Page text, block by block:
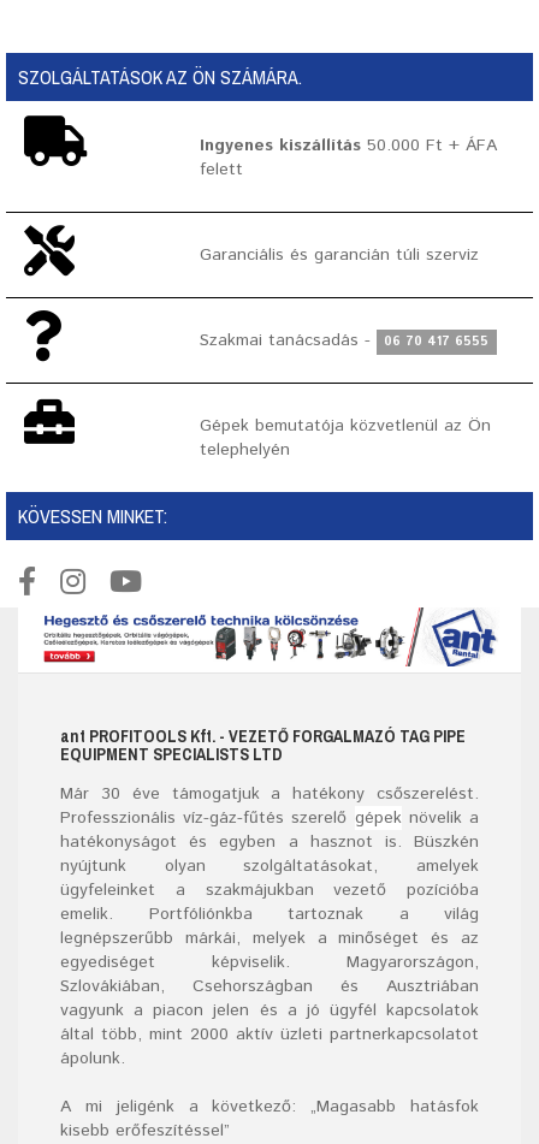
SZOLGÁLTATÁSOK AZ ÖN SZÁMÁRA.
Ingyenes kiszállítás50.000 Ft + ÁFA
felett
Garanciális és garancián túli szerviz
Szakmai tanácsadás - 06 70 417 6555
Gépek bemutatója közvetlenül az Ön
telephelyén
KÖVESSEN MINKET:
ant PROFITOOLS Kft. - VEZETŐ FORGALMAZÓ TAG PIPE
EQUIPMENT SPECIALISTS LTD
Már 30 éve támogatjuk a hatékony csőszerelést.
Professzionális víz-gáz-fűtés szerelő gépeknövelik a
hatékonyságot és egyben a hasznot is. Büszkén
nyújtunk olyan szolgáltatásokat, amelyek
ügyfeleinket a szakmájukban vezető pozícióba
emelik. Portfóliónkba tartoznak a világ
legnépszerűbb márkái, melyek a minőséget és az
egyediséget képviselik. Magyarországon,
Szlovákiában, Csehországban és Ausztriában
vagyunk a piacon jelen és a jó ügyfél kapcsolatok
által több, mint 2000 aktív üzleti partnerkapcsolatot
ápolunk.
A mi jeligénk a következő: „Magasabb hatásfok
kisebb erőfeszítéssel”